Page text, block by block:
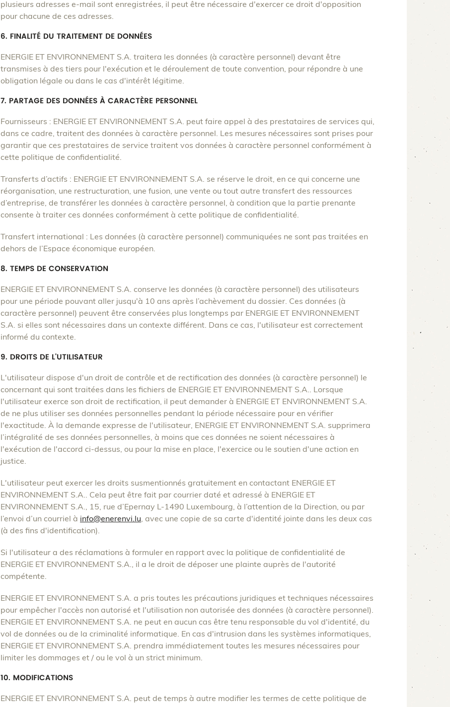
plusieurs adresses e-mail sont enregistrées, il peut être nécessaire d'exercer ce droit d'opposition
pour chacune de ces adresses.
6. FINALITÉ DU TRAITEMENT DE DONNÉES
ENERGIE ET ENVIRONNEMENT S.A. traitera les données (à caractère personnel) devant être
transmises à des tiers pour l'exécution et le déroulement de toute convention, pour répondre à une
obligation légale ou dans le cas d'intérêt légitime.
7. PARTAGE DES DONNÉES À CARACTÈRE PERSONNEL
Fournisseurs : ENERGIE ET ENVIRONNEMENT S.A. peut faire appel à des prestataires de services qui,
dans ce cadre, traitent des données à caractère personnel. Les mesures nécessaires sont prises pour
garantir que ces prestataires de service traitent vos données à caractère personnel conformément à
cette politique de confidentialité.
Transferts d’actifs : ENERGIE ET ENVIRONNEMENT S.A. se réserve le droit, en ce qui concerne une
réorganisation, une restructuration, une fusion, une vente ou tout autre transfert des ressources
d’entreprise, de transférer les données à caractère personnel, à condition que la partie prenante
consente à traiter ces données conformément à cette politique de confidentialité.
Transfert international : Les données (à caractère personnel) communiquées ne sont pas traitées en
dehors de l’Espace économique européen.
8. TEMPS DE CONSERVATION
ENERGIE ET ENVIRONNEMENT S.A. conserve les données (à caractère personnel) des utilisateurs
pour une période pouvant aller jusqu'à 10 ans après l’achèvement du dossier. Ces données (à
caractère personnel) peuvent être conservées plus longtemps par ENERGIE ET ENVIRONNEMENT
S.A. si elles sont nécessaires dans un contexte différent. Dans ce cas, l'utilisateur est correctement
informé du contexte.
9. DROITS DE L'UTILISATEUR
L'utilisateur dispose d'un droit de contrôle et de rectification des données (à caractère personnel) le
concernant qui sont traitées dans les fichiers de ENERGIE ET ENVIRONNEMENT S.A.. Lorsque
l'utilisateur exerce son droit de rectification, il peut demander à ENERGIE ET ENVIRONNEMENT S.A.
de ne plus utiliser ses données personnelles pendant la période nécessaire pour en vérifier
l'exactitude. À la demande expresse de l'utilisateur, ENERGIE ET ENVIRONNEMENT S.A. supprimera
l’intégralité de ses données personnelles, à moins que ces données ne soient nécessaires à
l'exécution de l'accord ci-dessus, ou pour la mise en place, l'exercice ou le soutien d'une action en
justice.
L'utilisateur peut exercer les droits susmentionnés gratuitement en contactant ENERGIE ET
ENVIRONNEMENT S.A.. Cela peut être fait par courrier daté et adressé à ENERGIE ET
ENVIRONNEMENT S.A., 15, rue d’Epernay L-1490 Luxembourg, à l’attention de la Direction, ou par
l’envoi d’un courriel à info@enerenvi.lu , avec une copie de sa carte d'identité jointe dans les deux cas
(à des fins d'identification).
Si l'utilisateur a des réclamations à formuler en rapport avec la politique de confidentialité de
ENERGIE ET ENVIRONNEMENT S.A., il a le droit de déposer une plainte auprès de l'autorité
compétente.
ENERGIE ET ENVIRONNEMENT S.A. a pris toutes les précautions juridiques et techniques nécessaires
pour empêcher l'accès non autorisé et l'utilisation non autorisée des données (à caractère personnel).
ENERGIE ET ENVIRONNEMENT S.A. ne peut en aucun cas être tenu responsable du vol d'identité, du
vol de données ou de la criminalité informatique. En cas d'intrusion dans les systèmes informatiques,
ENERGIE ET ENVIRONNEMENT S.A. prendra immédiatement toutes les mesures nécessaires pour
limiter les dommages et / ou le vol à un strict minimum.
10. MODIFICATIONS
ENERGIE ET ENVIRONNEMENT S.A. peut de temps à autre modifier les termes de cette politique de